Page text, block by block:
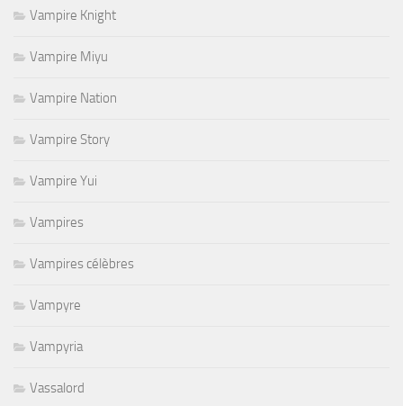
Vampire Knight
Vampire Miyu
Vampire Nation
Vampire Story
Vampire Yui
Vampires
Vampires célèbres
Vampyre
Vampyria
Vassalord